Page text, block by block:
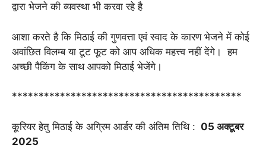
द्वारा भेजने की व्यवस्था भी करवा रहे है
आशा करते है कि मिठाई की गुणवत्ता एवं स्वाद के कारण भेजने में कोई
अवांछित विलम्ब या टूट फूट को आप अधिक महत्त्व नहीं देंगे। हम
अच्छी पैकिंग के साथ आपको मिठाई भेजेंगे।
*******************************************
कूरियर हेतु मिठाई के अग्रिम आर्डर की अंतिम तिथि : 05 अक्टूबर
2025